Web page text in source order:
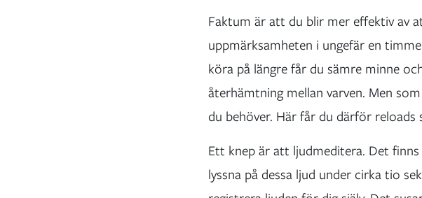
Faktum är att du blir mer effektiv av
uppmärksamheten i ungefär en
köra på längre får du sämre minne
återhämtning mellan varven. Men
du behöver. Här får du därför
Ett knep är att ljudmeditera. Det
lyssna på dessa ljud under cirka tio